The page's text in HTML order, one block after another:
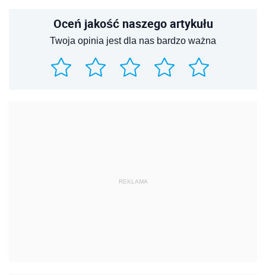
Oceń jakość naszego artykułu
Twoja opinia jest dla nas bardzo ważna
REKLAMA